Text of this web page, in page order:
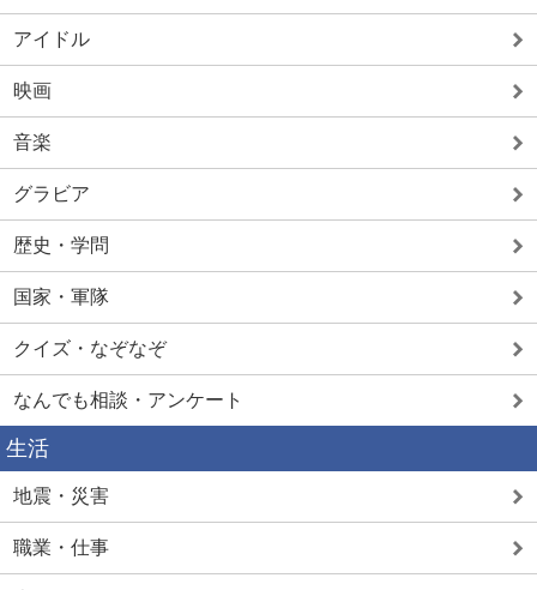
アイドル
映画
音楽
グラビア
歴史・学問
国家・軍隊
クイズ・なぞなぞ
なんでも相談・アンケート
生活
地震・災害
職業・仕事